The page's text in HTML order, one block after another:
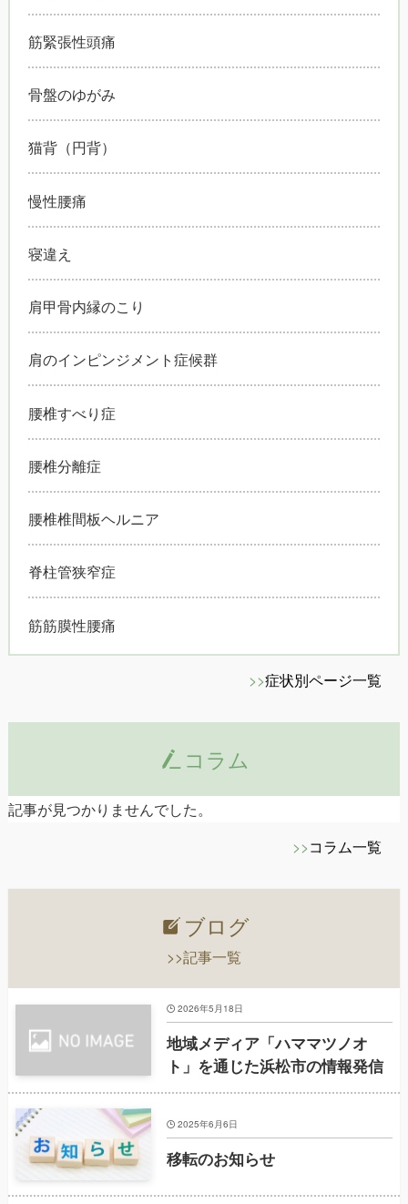
筋緊張性頭痛
骨盤のゆがみ
猫背（円背）
慢性腰痛
寝違え
肩甲骨内縁のこり
肩のインピンジメント症候群
腰椎すべり症
腰椎分離症
腰椎椎間板ヘルニア
脊柱管狭窄症
筋筋膜性腰痛
>>症状別ページ一覧
コラム
記事が見つかりませんでした。
>>コラム一覧
ブログ
>>記事一覧
地域メディア「ハママツノオ
ト」を通じた浜松市の情報発信
2026年5月18日
移転のお知らせ
2025年6月6日